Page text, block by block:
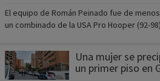
El equipo de Román Peinado fue de
un combinado de la USA Pro Hooper (92-
Una mujer se
un primer piso en